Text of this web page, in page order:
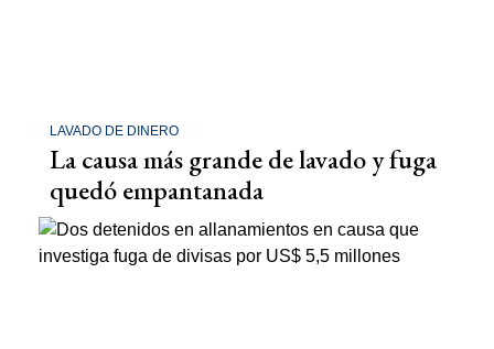
LAVADO DE DINERO
La causa más grande de lavado y fuga
quedó empantanada